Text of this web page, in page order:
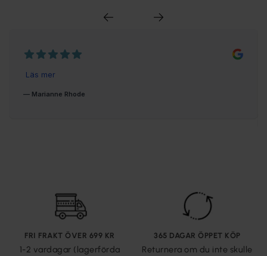
FRI FRAKT ÖVER 699 KR
1-2 vardagar (lagerförda
365 DAGAR ÖPPET KÖP
Returnera om du inte skulle